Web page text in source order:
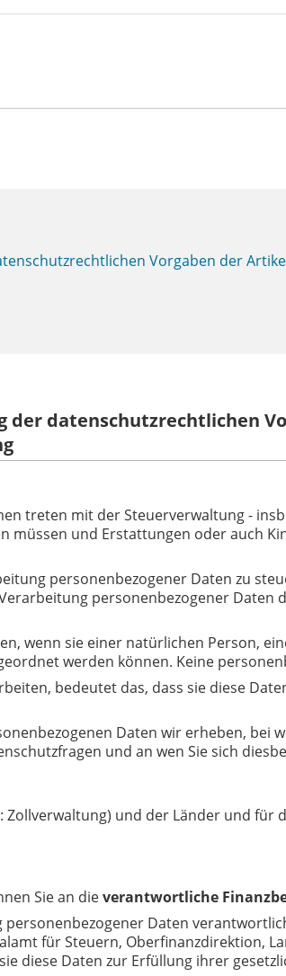
Vorgaben der
datenschutzrechtlichen
treten mit der Steuerverwaltung -
müssen und Erstattungen oder auch
personenbezogener Daten zu
personenbezogener Daten
wenn sie einer natürlichen Person,
werden können. Keine
bedeutet das, dass sie diese
Daten wir erheben, bei
und an wen Sie sich
Zollverwaltung) und der Länder und für
Sie an dieverantwortliche
Daten
für Steuern, Oberfinanzdirektion,
diese Daten zur Erfüllung ihrer